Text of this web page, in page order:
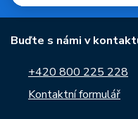
Buďte s námi v
+420 800 225 228
Kontaktní formulář